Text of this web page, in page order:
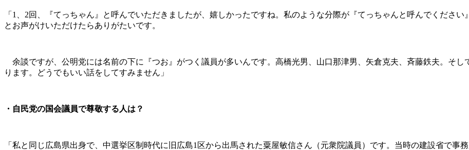
「1、2回、『てっちゃん』と呼んでいただきましたが、嬉しかったですね。私のような分際が『てっちゃんと呼んでくださ
とお声がけいただけたらありがたいです。
余談ですが、公明党には名前の下に『つお』がつく議員が多いんです。高橋光男、山口那津男、矢倉克夫、斉藤鉄夫。そ
ります。どうでもいい話をしてすみません」
・自民党の国会議員で尊敬する人は？
「私と同じ広島県出身で、中選挙区制時代に旧広島1区から出馬された粟屋敏信さん（元衆院議員）です。当時の建設省で事